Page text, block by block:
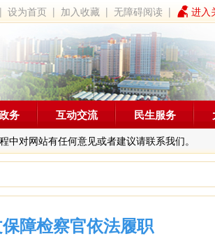
|设为首页 | 加入收藏 |无障碍阅读 | 进入
对网站有任何意见或者建议请联系我们。
务 互动交流 民生服务
障检察官依法履职